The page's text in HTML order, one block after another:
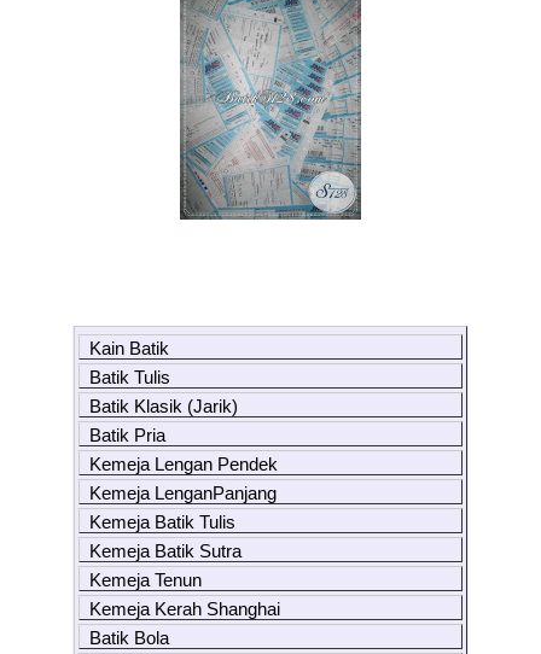
Kain Batik
Batik Tulis
Batik Klasik (Jarik)
Batik Pria
Kemeja Lengan Pendek
Kemeja LenganPanjang
Kemeja Batik Tulis
Kemeja Batik Sutra
Kemeja Tenun
Kemeja Kerah Shanghai
Batik Bola